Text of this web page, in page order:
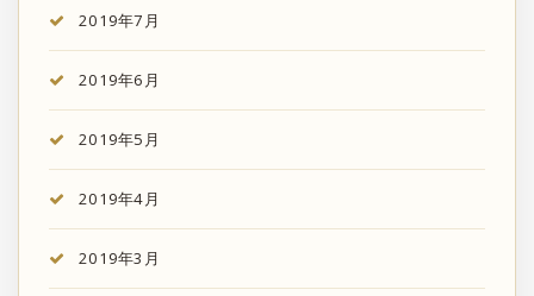
2019年7月
2019年6月
2019年5月
2019年4月
2019年3月